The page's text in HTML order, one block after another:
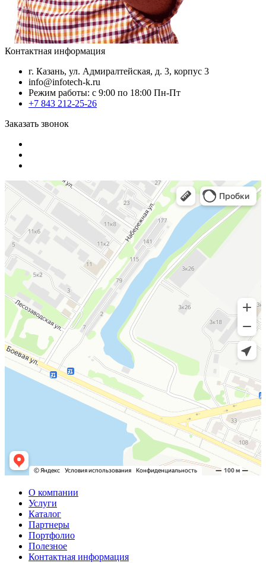
Контактная информация
г. Казань, ул. Адмиралтейская, д. 3, корпус 3
info@infotech-k.ru
Режим работы: с 9:00 по 18:00 Пн-Пт
+7 843 212-25-26
Заказать звонок
О компании
Услуги
Каталог
Партнеры
Портфолио
Полезное
Контактная информация